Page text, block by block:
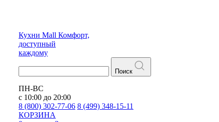
Кухни Mall Комфорт,
доступный
каждому
Поиск
ПН-ВС
с 10:00 до 20:00
8 (800) 302-77-06 8 (499) 348-15-11
КОРЗИНА